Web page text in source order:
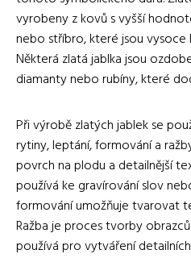
vyrobeny z kovů s vyšší
nebo stříbro, které jsou
Některá zlatá jablka jsou
diamanty nebo rubíny, které
Při výrobě zlatých jablek se
rytiny, leptání, formování a
povrch na plodu a detailnější
používá ke gravírování slov
formování umožňuje tvarovat
Ražba je proces tvorby
používá pro vytváření